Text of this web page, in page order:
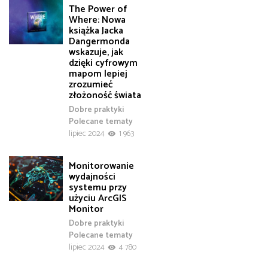
The Power of
Where: Nowa
książka Jacka
Dangermonda
wskazuje, jak
dzięki cyfrowym
mapom lepiej
zrozumieć
złożoność świata
Dobre praktyki
Polecane tematy
lipiec 2024
1 963
Monitorowanie
wydajności
systemu przy
użyciu ArcGIS
Monitor
Dobre praktyki
Polecane tematy
lipiec 2024
4 780